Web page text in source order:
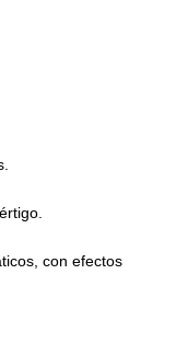
con efectos